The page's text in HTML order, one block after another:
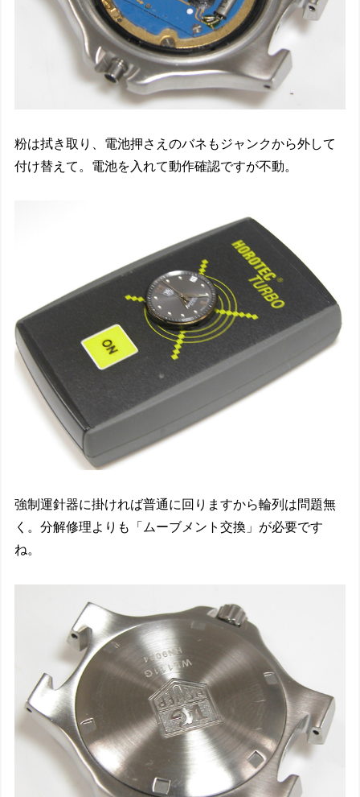
粉は拭き取り、電池押さえのバネもジャンクから外して
付け替えて。電池を入れて動作確認ですが不動。
強制運針器に掛ければ普通に回りますから輪列は問題無
く。分解修理よりも「ムーブメント交換」が必要です
ね。